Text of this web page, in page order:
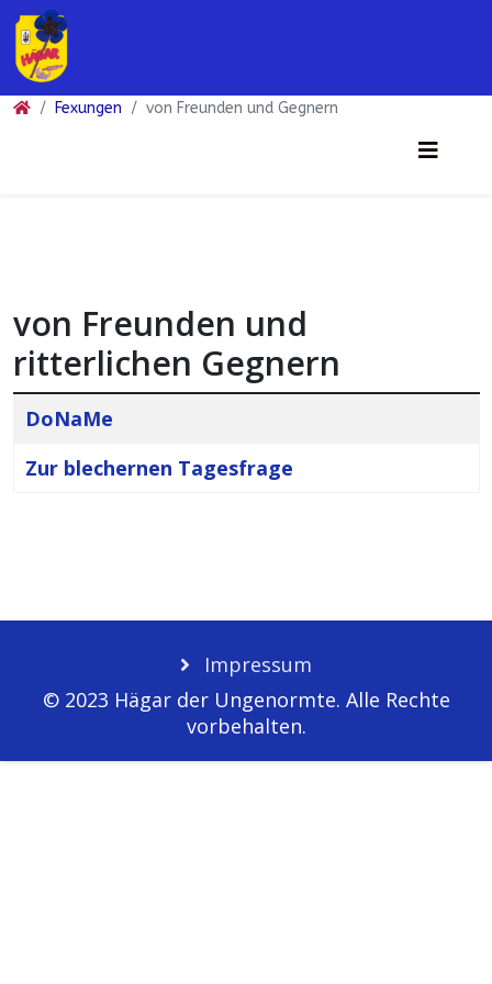
Fexungen von Freunden und Gegnern
von Freunden und
ritterlichen Gegnern
Titel
DoNaMe
Zur blechernen Tagesfrage
Impressum
© 2023 Hägar der Ungenormte. Alle Rechte
vorbehalten.